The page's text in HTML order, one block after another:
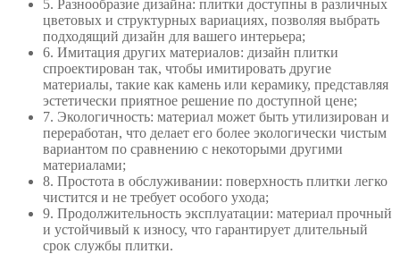
5. Разнообразие дизайна: плитки доступны в различных
цветовых и структурных вариациях, позволяя выбрать
подходящий дизайн для вашего интерьера;
6. Имитация других материалов: дизайн плитки
спроектирован так, чтобы имитировать другие
материалы, такие как камень или керамику, представляя
эстетически приятное решение по доступной цене;
7. Экологичность: материал может быть утилизирован и
переработан, что делает его более экологически чистым
вариантом по сравнению с некоторыми другими
материалами;
8. Простота в обслуживании: поверхность плитки легко
чистится и не требует особого ухода;
9. Продолжительность эксплуатации: материал прочный
и устойчивый к износу, что гарантирует длительный
срок службы плитки.